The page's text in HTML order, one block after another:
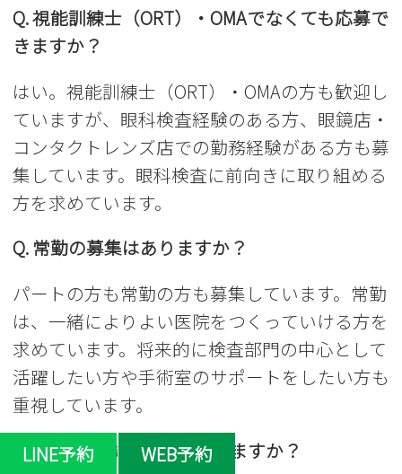
Q. 視能訓練士（ORT）・OMAでなくても応募で
きますか？
はい。視能訓練士（ORT）・OMAの方も歓迎し
ていますが、眼科検査経験のある方、眼鏡店・
コンタクトレンズ店での勤務経験がある方も募
集しています。眼科検査に前向きに取り組める
方を求めています。
Q. 常勤の募集はありますか？
パートの方も常勤の方も募集しています。常勤
は、一緒によりよい医院をつくっていける方を
求めています。将来的に検査部門の中心として
活躍したい方や手術室のサポートをしたい方も
重視しています。
Q. どのような検査を担当しますか？
LINE予約 WEB予約